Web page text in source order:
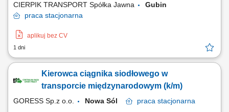
CIERPIK TRANSPORT Spółka Jawna
Gubin
praca stacjonarna
aplikuj bez CV
1 dni
Kierowca ciągnika siodłowego w
transporcie międzynarodowym (k/m)
GORESS Sp.z o.o. Nowa Sól praca stacjonarna